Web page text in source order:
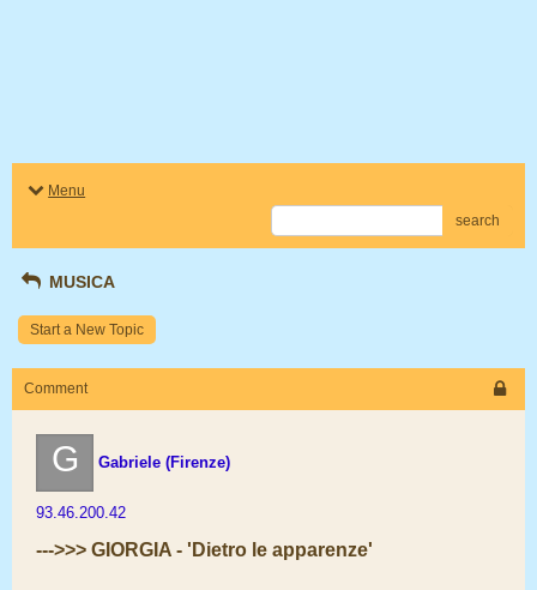
Menu
search
MUSICA
Start a New Topic
Comment
G Gabriele (Firenze)
93.46.200.42
--->>> GIORGIA - 'Dietro le apparenze'